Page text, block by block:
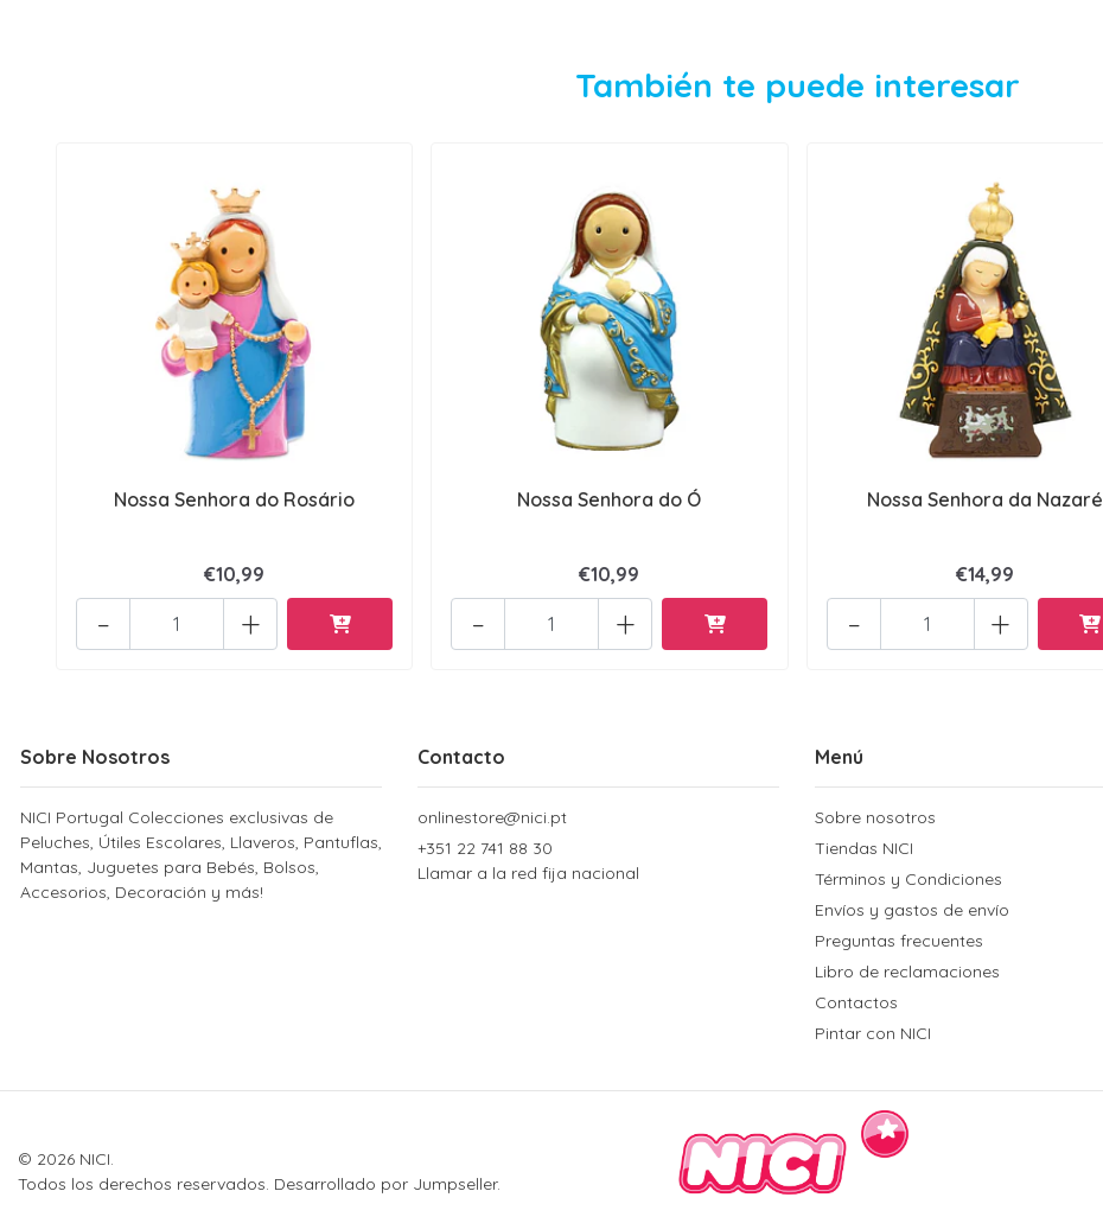
También te puede interesar
Nossa Senhora do Rosário
€10,99
+
-
Nossa Senhora do Ó
€10,99
+
-
Nossa Senhora da Nazaré
€14,99
+
-
Sobre Nosotros
NICI Portugal Colecciones exclusivas de
Peluches, Útiles Escolares, Llaveros, Pantuflas,
Mantas, Juguetes para Bebés, Bolsos,
Accesorios, Decoración y más!
Contacto
onlinestore@nici.pt
+351 22 741 88 30
Llamar a la red fija nacional
Menú
Sobre nosotros
Tiendas NICI
Términos y Condiciones
Envíos y gastos de envío
Preguntas frecuentes
Libro de reclamaciones
Contactos
Pintar con NICI
© 2026 NICI.
Todos los derechos reservados. Desarrollado por Jumpseller.